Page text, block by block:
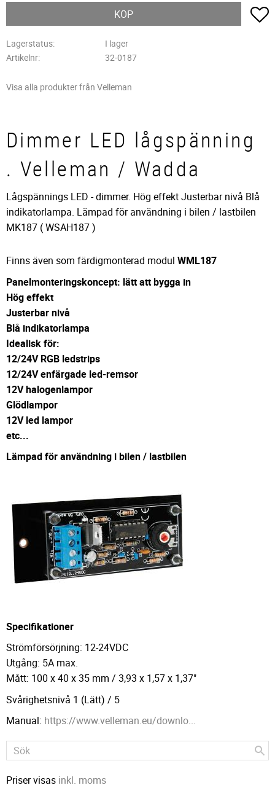
KÖP
Lagerstatus
I lager
Artikelnr
32-0187
Visa alla produkter från Velleman
Dimmer LED lågspänning
. Velleman / Wadda
Lågspännings LED - dimmer. Hög effekt Justerbar nivå Blå
indikatorlampa. Lämpad för användning i bilen / lastbilen
MK187 ( WSAH187 )
Finns även som färdigmonterad modul WML187
Panelmonteringskoncept: lätt att bygga in
Hög effekt
Justerbar nivå
Blå indikatorlampa
Idealisk för:
12/24V RGB ledstrips
12/24V enfärgade led-remsor
12V halogenlampor
Glödlampor
12V led lampor
etc...
Lämpad för användning i bilen / lastbilen
Specifikationer
Strömförsörjning: 12-24VDC
Utgång: 5A max.
Mått: 100 x 40 x 35 mm / 3,93 x 1,57 x 1,37"
Svårighetsnivå 1 (Lätt) / 5
Manual: https://www.velleman.eu/downlo...
Priser visas inkl. moms